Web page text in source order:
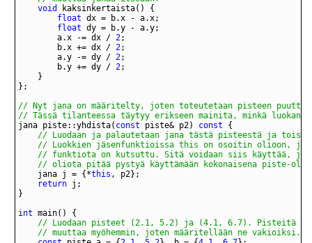
void
float
float
		a.x -= dx /
2
		b.x += dx /
2
		a.y -= dy /
2
		b.y += dy /
2
// Tässä tilanteessa täytyy erikseen mainita, minkä luokan
jana piste::yhdista( const piste& p2) const
// oliota pitää pystyä käyttämään kokonaisena piste-
	jana j = {*
this
return
int
	// muuttaa myöhemmin, joten määritellään ne vakioiksi.